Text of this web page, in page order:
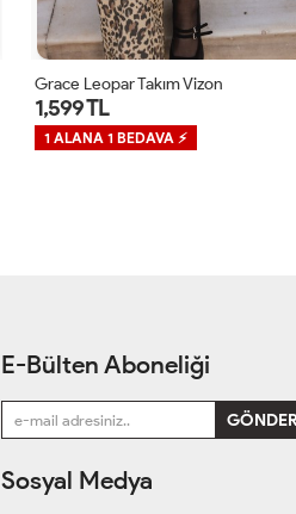
Grace Leopar Takım Vizon
1,599 TL
1 ALANA 1 BEDAVA ⚡
E-Bülten Aboneliği
Sosyal Medya